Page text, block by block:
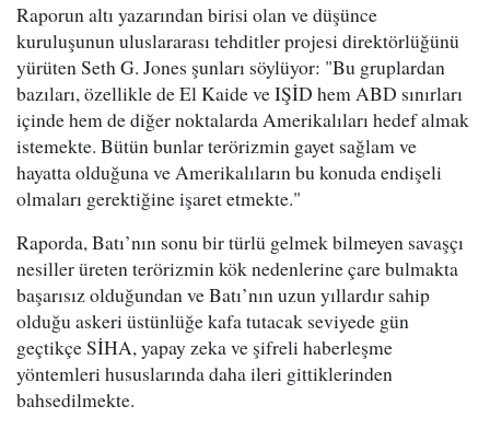
Raporun altı yazarından birisi olan ve düşünce
kuruluşunun uluslararası tehditler projesi direktörlüğünü
yürüten Seth G. Jones şunları söylüyor: "Bu gruplardan
bazıları, özellikle de El Kaide ve IŞİD hem ABD sınırları
içinde hem de diğer noktalarda Amerikalıları hedef almak
istemekte. Bütün bunlar terörizmin gayet sağlam ve
hayatta olduğuna ve Amerikalıların bu konuda endişeli
olmaları gerektiğine işaret etmekte."
Raporda, Batı’nın sonu bir türlü gelmek bilmeyen savaşçı
nesiller üreten terörizmin kök nedenlerine çare bulmakta
başarısız olduğundan ve Batı’nın uzun yıllardır sahip
olduğu askeri üstünlüğe kafa tutacak seviyede gün
geçtikçe SİHA, yapay zeka ve şifreli haberleşme
yöntemleri hususlarında daha ileri gittiklerinden
bahsedilmekte.